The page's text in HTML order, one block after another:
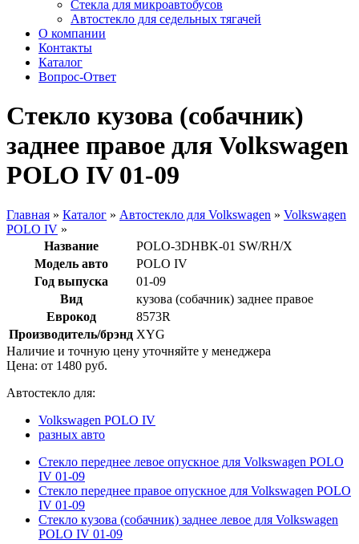
Стекла для микроавтобусов
Автостекло для седельных тягачей
О компании
Контакты
Каталог
Вопрос-Ответ
Стекло кузова (собачник)
заднее правое для Volkswagen
POLO IV 01-09
Главная » Каталог » Автостекло для Volkswagen » Volkswagen
POLO IV »
Название
POLO-3DHBK-01 SW/RH/X
Модель авто
POLO IV
Год выпуска
01-09
Вид
кузова (собачник) заднее правое
Еврокод
8573R
Производитель/брэнд XYG
Наличие и точную цену уточняйте у менеджера
Цена: от 1480 руб.
Автостекло для:
Volkswagen POLO IV
разных авто
Стекло переднее левое опускное для Volkswagen POLO
IV 01-09
Стекло переднее правое опускное для Volkswagen POLO
IV 01-09
Стекло кузова (собачник) заднее левое для Volkswagen
POLO IV 01-09